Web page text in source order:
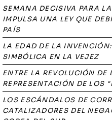
SEMANA DECISIVA PARA
IMPULSA UNA LEY QUE
PAÍS
LA EDAD DE LA
SIMBÓLICA EN LA VEJEZ
ENTRE LA REVOLUCIÓN
REPRESENTACIÓN DE LOS
LOS ESCÁNDALOS DE
CATALIZADORES DEL